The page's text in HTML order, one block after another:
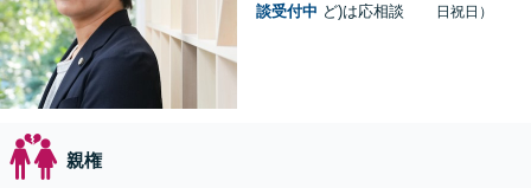
談受付中 ど)は応相談
日祝日）
親権